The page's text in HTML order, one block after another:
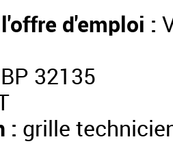
d'emploi :
BP 32135
: grille